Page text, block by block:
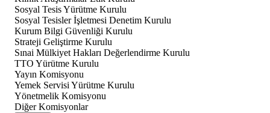
Sosyal Tesis Yürütme Kurulu
Sosyal Tesisler İşletmesi Denetim Kurulu
Kurum Bilgi Güvenliği Kurulu
Strateji Geliştirme Kurulu
Sınai Mülkiyet Hakları Değerlendirme Kurulu
TTO Yürütme Kurulu
Yayın Komisyonu
Yemek Servisi Yürütme Kurulu
Yönetmelik Komisyonu
Diğer Komisyonlar